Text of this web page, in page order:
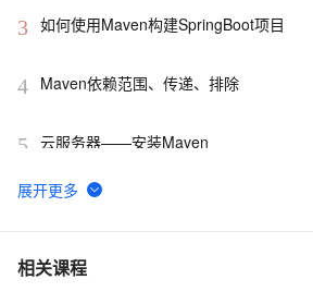
3 如何使用Maven构建SpringBoot项目
4 Maven依赖范围、传递、排除
5 云服务器——安装Maven
6 Maven实战从入门到精通（全）
7 Eclipse+Maven创建webapp项目<一> (转)
相关课程